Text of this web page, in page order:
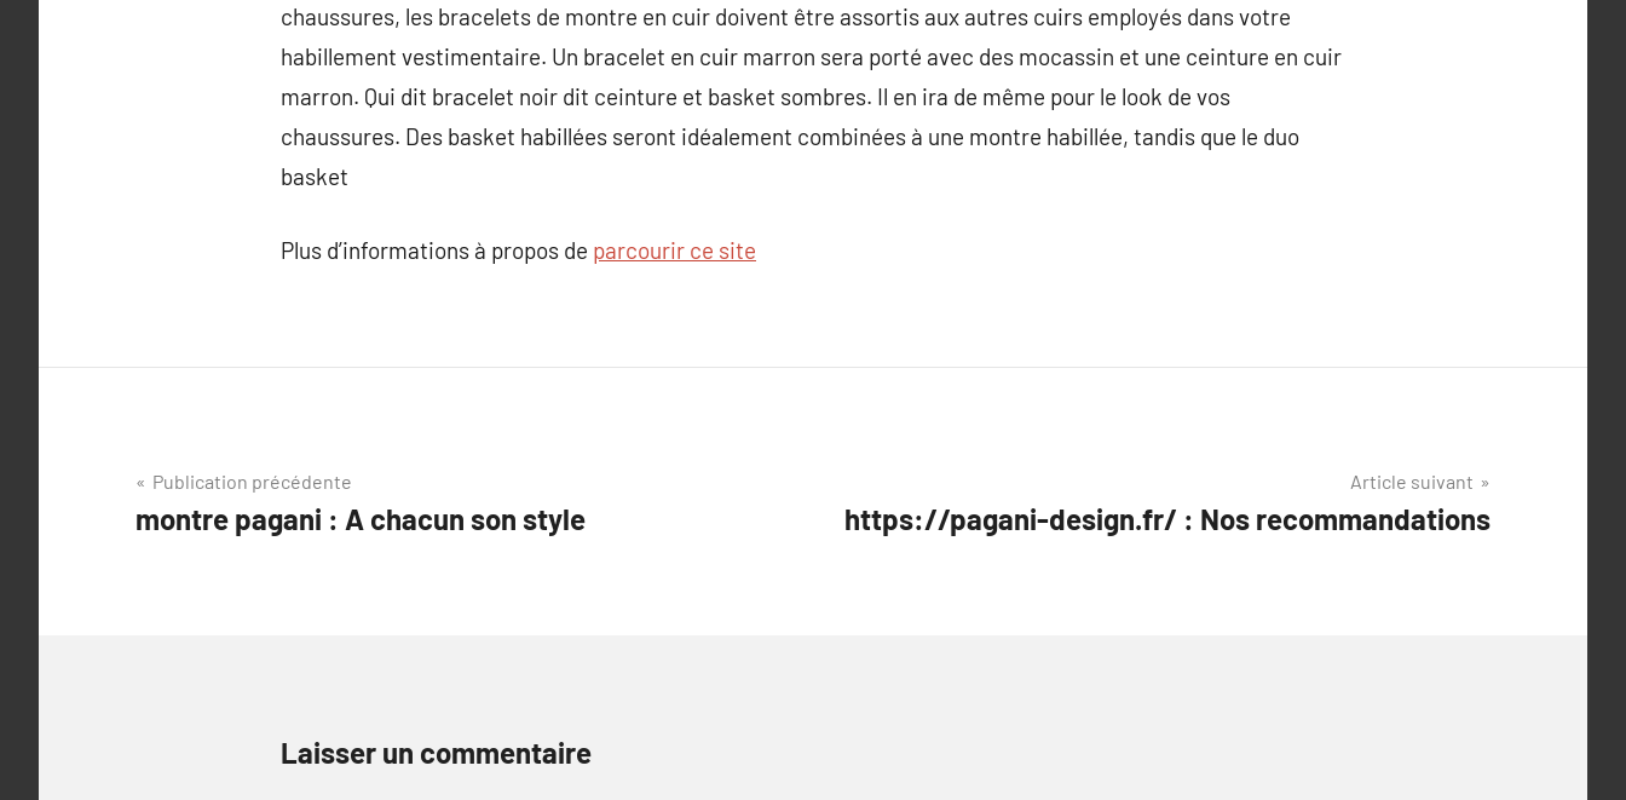
chaussures, les bracelets de montre en cuir doivent être assortis aux autres cuirs employés dans votre
habillement vestimentaire. Un bracelet en cuir marron sera porté avec des mocassin et une ceinture en cuir
marron. Qui dit bracelet noir dit ceinture et basket sombres. Il en ira de même pour le look de vos
chaussures. Des basket habillées seront idéalement combinées à une montre habillée, tandis que le duo
basket
Plus d’informations à propos de parcourir ce site
Navigation
de
Publication précédente
montre pagani : A chacun son style
Article suivant
https://pagani-design.fr/ : Nos recommandations
Laisser un commentaire